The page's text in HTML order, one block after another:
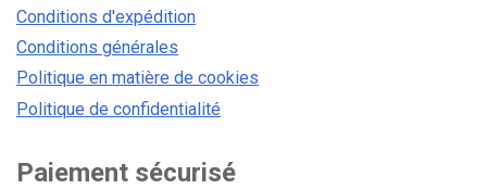
Conditions d'expédition
Conditions générales
Politique en matière de cookies
Politique de confidentialité
Paiement sécurisé